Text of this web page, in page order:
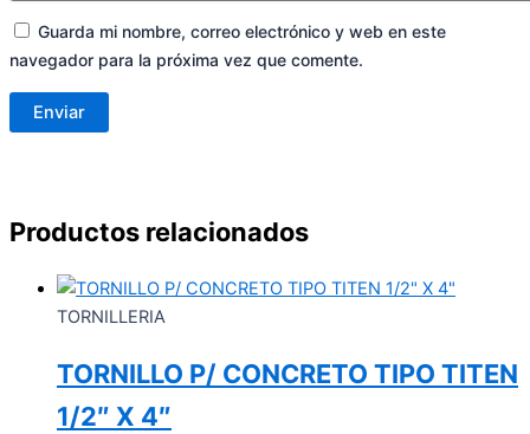
Guarda mi nombre, correo electrónico y web en este
navegador para la próxima vez que comente.
Productos relacionados
TORNILLERIA
TORNILLO P/ CONCRETO TIPO TITEN
1/2″ X 4″